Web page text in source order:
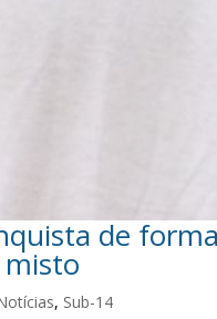
de
misto
, Sub-14